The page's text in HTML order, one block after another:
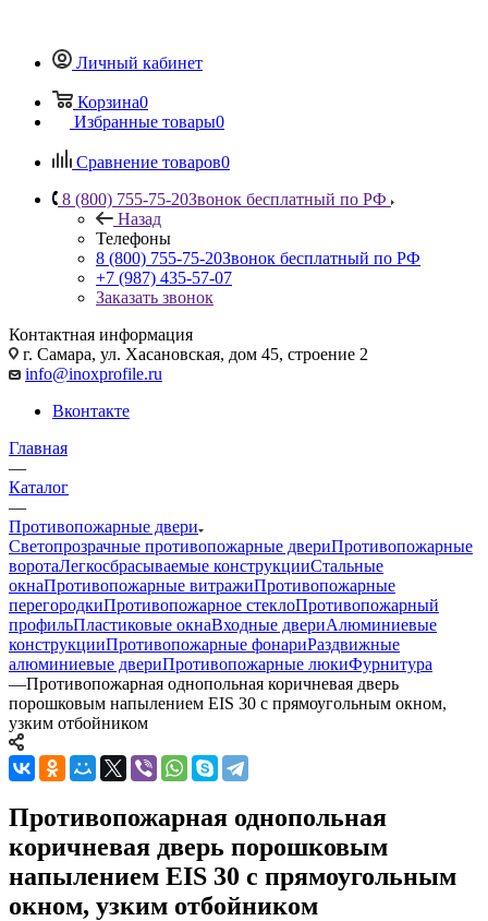
Личный кабинет
Корзина0
Избранные товары0
Сравнение товаров0
8 (800) 755-75-20Звонок бесплатный по РФ
Назад
Телефоны
8 (800) 755-75-20Звонок бесплатный по РФ
+7 (987) 435-57-07
Заказать звонок
Контактная информация
г. Самара, ул. Хасановская, дом 45, строение 2
info@inoxprofile.ru
Вконтакте
Главная
—
Каталог
—
Противопожарные двери
Светопрозрачные противопожарные двериПротивопожарные
воротаЛегкосбрасываемые конструкцииСтальные
окнаПротивопожарные витражиПротивопожарные
перегородкиПротивопожарное стеклоПротивопожарный
профильПластиковые окнаВходные двериАлюминиевые
конструкцииПротивопожарные фонариРаздвижные
алюминиевые двериПротивопожарные люкиФурнитура
—Противопожарная однопольная коричневая дверь
порошковым напылением EIS 30 с прямоугольным окном,
узким отбойником
Противопожарная однопольная
коричневая дверь порошковым
напылением EIS 30 с прямоугольным
окном, узким отбойником